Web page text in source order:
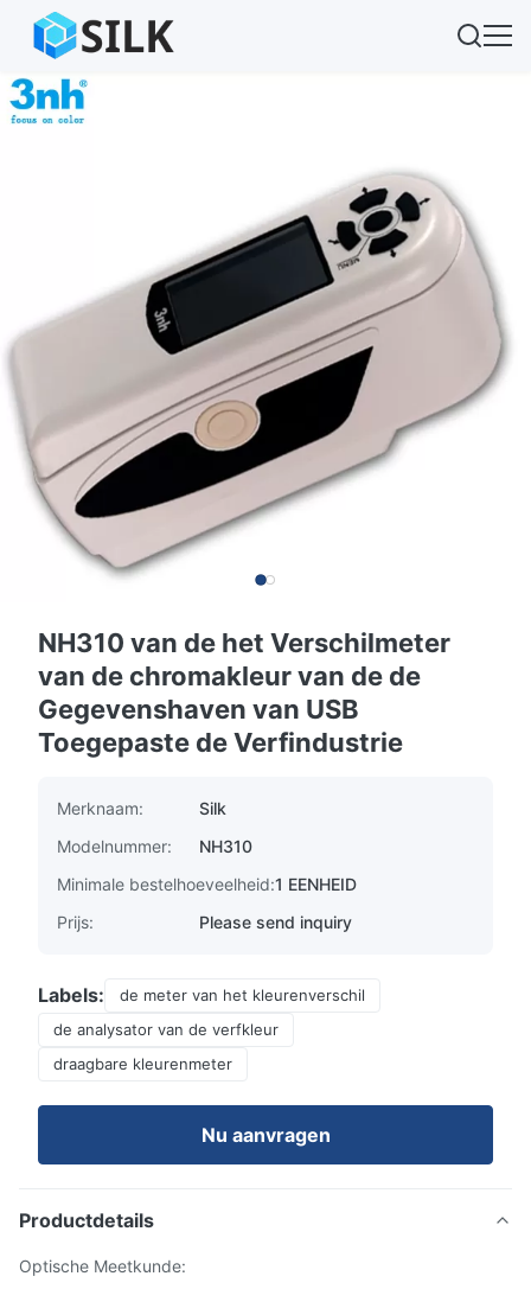
NH310 van de het Verschilmeter
van de chromakleur van de de
Gegevenshaven van USB
Toegepaste de Verfindustrie
Merknaam:
Silk
Modelnummer:
NH310
Minimale bestelhoeveelheid:1 EENHEID
Prijs:
Please send inquiry
Labels:
de meter van het kleurenverschil
de analysator van de verfkleur
draagbare kleurenmeter
Nu aanvragen
Productdetails
Optische Meetkunde: